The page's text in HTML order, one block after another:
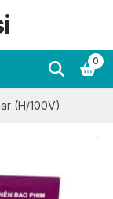
0
(H/100V)